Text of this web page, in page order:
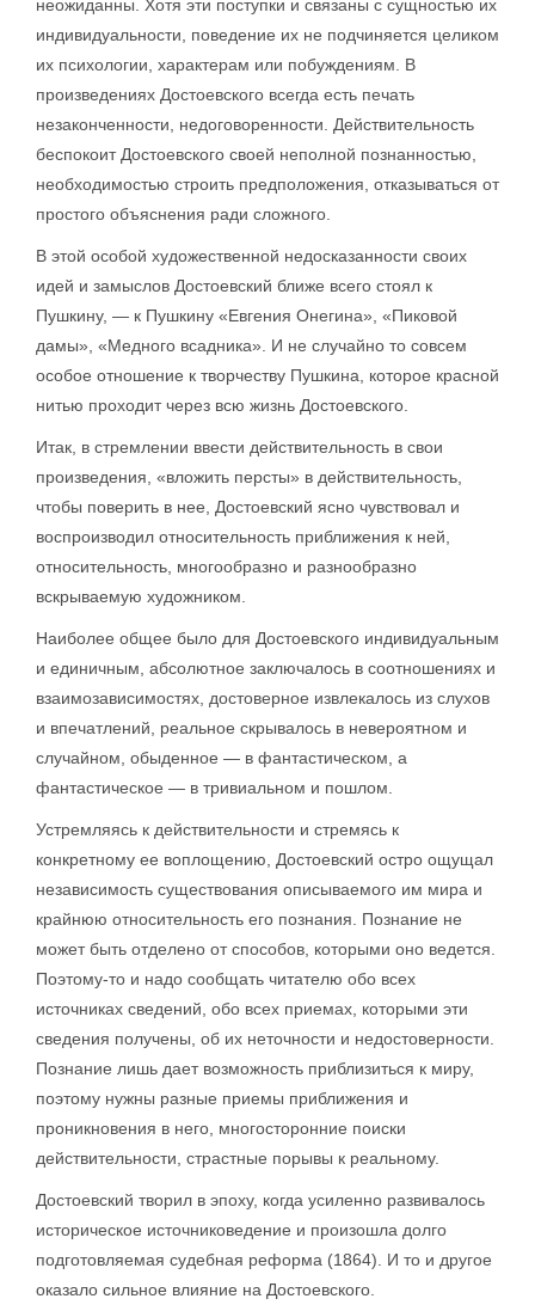
неожиданны. Хотя эти поступки и связаны с сущностью их
индивидуальности, поведение их не подчиняется целиком
их психологии, характерам или побуждениям. В
произведениях Достоевского всегда есть печать
незаконченности, недоговоренности. Действительность
беспокоит Достоевского своей неполной познанностью,
необходимостью строить предположения, отказываться от
простого объяснения ради сложного.
В этой особой художественной недосказанности своих
идей и замыслов Достоевский ближе всего стоял к
Пушкину, — к Пушкину «Евгения Онегина», «Пиковой
дамы», «Медного всадника». И не случайно то совсем
особое отношение к творчеству Пушкина, которое красной
нитью проходит через всю жизнь Достоевского.
Итак, в стремлении ввести действительность в свои
произведения, «вложить персты» в действительность,
чтобы поверить в нее, Достоевский ясно чувствовал и
воспроизводил относительность приближения к ней,
относительность, многообразно и разнообразно
вскрываемую художником.
Наиболее общее было для Достоевского индивидуальным
и единичным, абсолютное заключалось в соотношениях и
взаимозависимостях, достоверное извлекалось из слухов
и впечатлений, реальное скрывалось в невероятном и
случайном, обыденное — в фантастическом, а
фантастическое — в тривиальном и пошлом.
Устремляясь к действительности и стремясь к
конкретному ее воплощению, Достоевский остро ощущал
независимость существования описываемого им мира и
крайнюю относительность его познания. Познание не
может быть отделено от способов, которыми оно ведется.
Поэтому-то и надо сообщать читателю обо всех
источниках сведений, обо всех приемах, которыми эти
сведения получены, об их неточности и недостоверности.
Познание лишь дает возможность приблизиться к миру,
поэтому нужны разные приемы приближения и
проникновения в него, многосторонние поиски
действительности, страстные порывы к реальному.
Достоевский творил в эпоху, когда усиленно развивалось
историческое источниковедение и произошла долго
подготовляемая судебная реформа (1864). И то и другое
оказало сильное влияние на Достоевского.